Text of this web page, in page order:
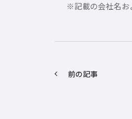
※記載の会社名お
前の記事